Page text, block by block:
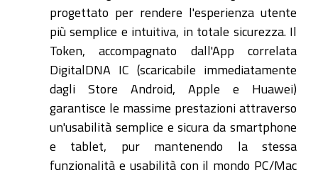
progettato per rendere l'esperienza utente
più semplice e intuitiva, in totale sicurezza. Il
Token, accompagnato dall'App correlata
DigitalDNA IC (scaricabile immediatamente
dagli Store Android, Apple e Huawei)
garantisce le massime prestazioni attraverso
un'usabilità semplice e sicura da smartphone
e tablet, pur mantenendo la stessa
funzionalità e usabilità con il mondo PC/Mac